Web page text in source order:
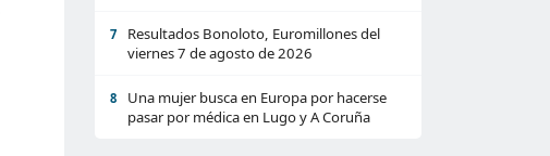
7
Resultados Bonoloto, Euromillones del
viernes 7 de agosto de 2026
8
Una mujer busca en Europa por hacerse
pasar por médica en Lugo y A Coruña